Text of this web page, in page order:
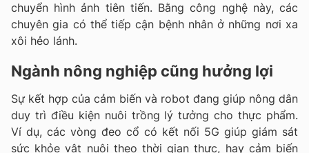
chuyển hình ảnh tiên tiến. Bằng công nghệ này, các
chuyên gia có thể tiếp cận bệnh nhân ở những nơi xa
xôi hẻo lánh.
Ngành nông nghiệp cũng hưởng lợi
Sự kết hợp của cảm biến và robot đang giúp nông dân
duy trì điều kiện nuôi trồng lý tưởng cho thực phẩm.
Ví dụ, các vòng đeo cổ có kết nối 5G giúp giám sát
sức khỏe vật nuôi theo thời gian thực, hay cảm biến